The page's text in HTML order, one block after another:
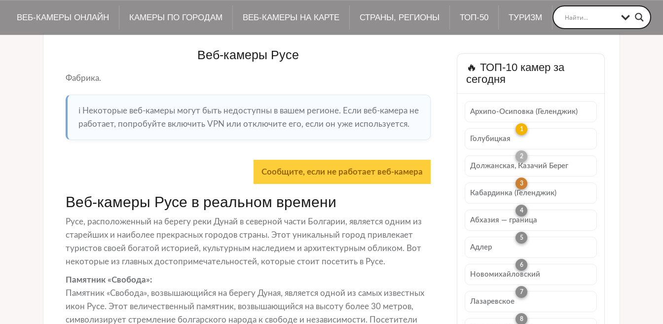
ВЕБ-КАМЕРЫ ОНЛАЙН КАМЕРЫ ПО ГОРОДАМ ВЕБ-КАМЕРЫ НА КАРТЕ СТРАНЫ, РЕГИОНЫ ТОП-50 ТУРИЗМ
Веб-камеры Русе
Фабрика.
ℹ️ Некоторые веб-камеры могут быть недоступны в вашем регионе. Если веб-камера не
работает, попробуйте включить VPN или отключите его, если он уже используется.
Сообщите, если не работает веб-камера
Веб-камеры Русе в реальном времени
Русе, расположенный на берегу реки Дунай в северной части Болгарии, является одним из
старейших и наиболее прекрасных городов страны. Этот уникальный город привлекает
туристов своей богатой историей, культурным наследием и архитектурным обликом. Вот
некоторые из главных достопримечательностей, которые стоит посетить в Русе.
Памятник «Свобода»:
Памятник «Свобода», возвышающийся на берегу Дуная, является одной из самых известных
икон Русе. Этот величественный памятник, возвышающийся на высоту более 30 метров,
символизирует стремление болгарского народа к свободе и независимости. Посетители
🔥 ТОП-10 камер за
сегодня
Архипо-Осиповка (Геленджик)
Голубицкая
Должанская, Казачий Берег
Кабардинка (Геленджик)
Абхазия — граница
Адлер
Новомихайловский
Лазаревское